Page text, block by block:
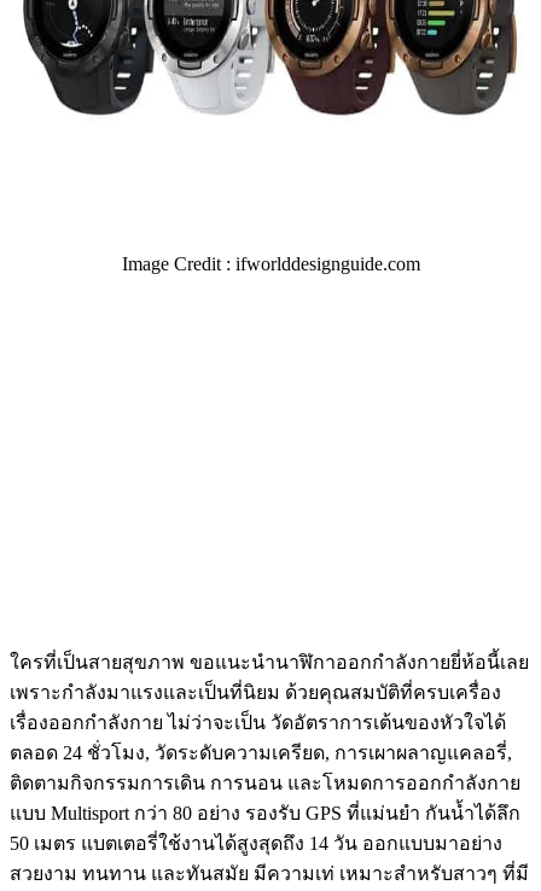
Image Credit : ifworlddesignguide.com
ใครที่เป็นสายสุขภาพ ขอแนะนํานาฬิกาออกกําลังกายยี่ห้อนี้เลย
เพราะกำลังมาแรงและเป็นที่นิยม ด้วยคุณสมบัติที่ครบเครื่อง
เรื่องออกกำลังกาย ไม่ว่าจะเป็น วัดอัตราการเต้นของหัวใจได้
ตลอด 24 ชั่วโมง, วัดระดับความเครียด, การเผาผลาญแคลอรี่,
ติดตามกิจกรรมการเดิน การนอน และโหมดการออกกำลังกาย
แบบ Multisport กว่า 80 อย่าง รองรับ GPS ที่แม่นยำ กันน้ำได้ลึก
50 เมตร แบตเตอรี่ใช้งานได้สูงสุดถึง 14 วัน ออกแบบมาอย่าง
สวยงาม ทนทาน และทันสมัย มีความเท่ เหมาะสำหรับสาวๆ ที่มี